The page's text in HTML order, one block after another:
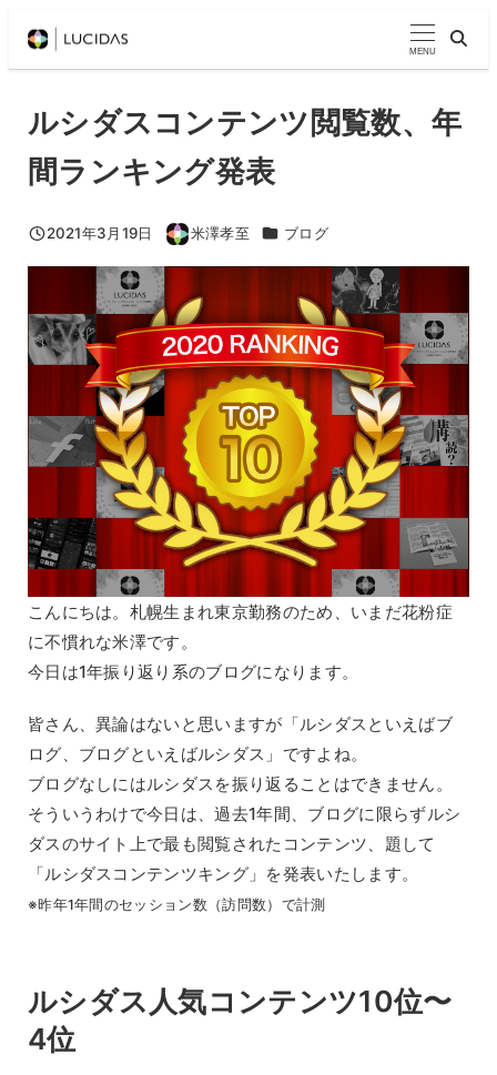
MENU
ルシダスコンテンツ閲覧数、年
間ランキング発表
投稿日
2021年3月19日
著
者
米澤孝至 カテゴリー
ブログ
こんにちは。札幌生まれ東京勤務のため、いまだ花粉症
に不慣れな米澤です。
今日は1年振り返り系のブログになります。
皆さん、異論はないと思いますが「ルシダスといえばブ
ログ、ブログといえばルシダス」ですよね。
ブログなしにはルシダスを振り返ることはできません。
そういうわけで今日は、過去1年間、ブログに限らずルシ
ダスのサイト上で最も閲覧されたコンテンツ、題して
「ルシダスコンテンツキング」を発表いたします。
※昨年1年間のセッション数（訪問数）で計測
ルシダス人気コンテンツ10位〜
4位